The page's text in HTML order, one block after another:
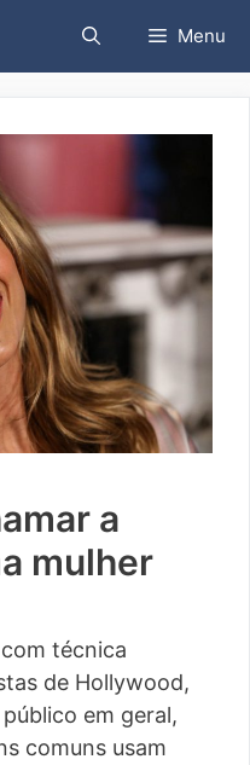
Menu
a
mulher
técnica
de Hollywood,
em geral,
comuns usam